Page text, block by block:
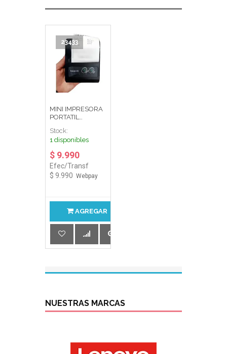
23433
MINI IMPRESORA
PORTATIL
Stock:
1 disponibles
$ 9.990
Efec/Transf
$ 9.990 Webpay
AGREGAR
NUESTRAS MARCAS